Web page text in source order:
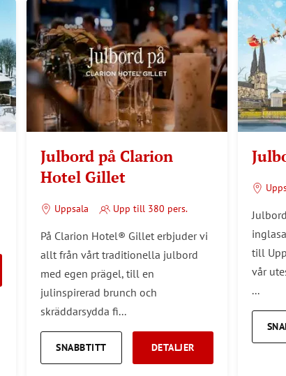
Julbord på Clarion
Hotel Gillet
Uppsala Upp till 380 pers.
På Clarion Hotel® Gillet erbjuder vi
allt från vårt traditionella julbord
med egen prägel, till en
julinspirerad brunch och
skräddarsydda fi...
SNABBTITT DETALJER
till
vår
...